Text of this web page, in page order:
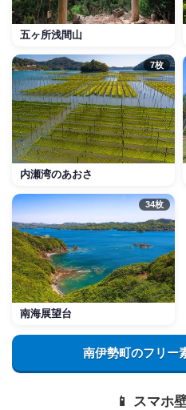
五ヶ所浅間山
7枚
内瀬湾のあおさ
34枚
南海展望台
南伊勢町のフリー
📱 スマホ